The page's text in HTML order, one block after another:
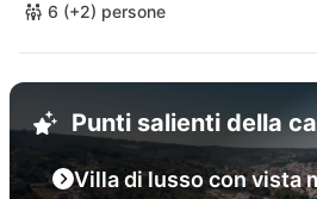
6 (+2) persone
Punti salienti della
Villa di lusso con vista